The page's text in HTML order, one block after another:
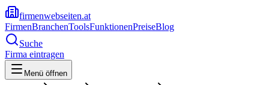
firmenwebseiten.at
FirmenBranchenToolsFunktionenPreiseBlog
Suche
Firma eintragen
Menü öffnen